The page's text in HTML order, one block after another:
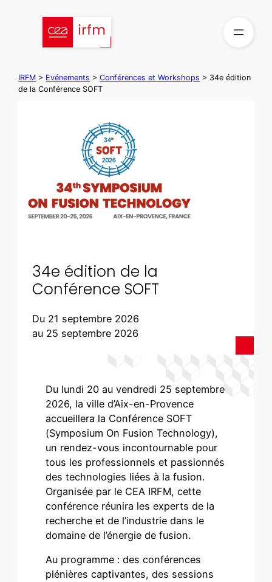
IRFM > Evénements >Conférences et Workshops > 34e édition
de la Conférence SOFT
34e édition de la
Conférence SOFT
Du 21 septembre 2026
au 25 septembre 2026
Du lundi 20 au vendredi 25 septembre
2026, la ville d’Aix-en-Provence
accueillera la Conférence SOFT
(Symposium On Fusion Technology),
un rendez-vous incontournable pour
tous les professionnels et passionnés
des technologies liées à la fusion.
Organisée par le CEA IRFM, cette
conférence réunira les experts de la
recherche et de l’industrie dans le
domaine de l’énergie de fusion.
Au programme : des conférences
plénières captivantes, des sessions